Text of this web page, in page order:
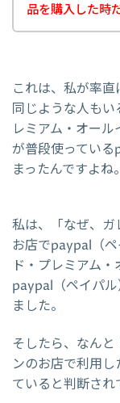
品を購入した時
これは、私が率
同じような人も
レミアム・オー
が普段使ってい
まったんですよね。
私は、「なぜ、ガ
お店でpaypal（
ド・プレミアム・
paypal（ペイパ
ました。
そしたら、なん
ンのお店で利用
ていると判断され